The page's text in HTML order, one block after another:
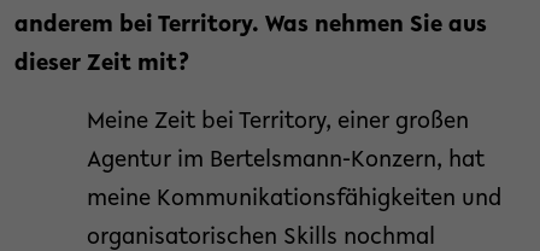
anderem bei Territory. Was nehmen Sie aus
dieser Zeit mit?
Meine Zeit bei Territory, einer großen
Agentur im Bertelsmann-Konzern, hat
meine Kommunikationsfähigkeiten und
organisatorischen Skills nochmal